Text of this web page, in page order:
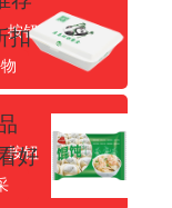
扣
按钮
好
按钮